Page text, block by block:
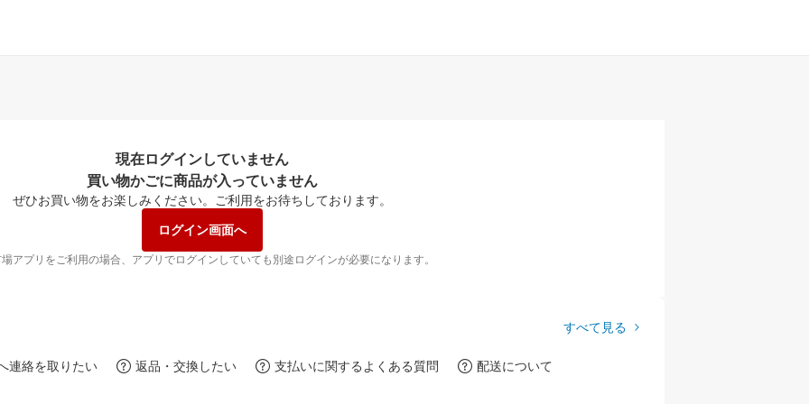
現在ログインしていません
買い物かごに商品が入っていません
ぜひお買い物をお楽しみください。 ご利用をお待ちしております。
ログイン画面へ
アプリをご利用の場合、アプリでログインしていても別途ログインが必要になります。
すべて見る
連絡を取りたい 返品・交換したい 支払いに関するよくある質問 配送について